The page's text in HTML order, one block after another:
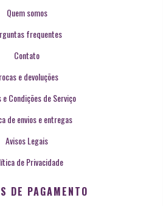
Quem somos
frequentes
Contato
e devoluções
e Condições de Serviço
de envios e entregas
Avisos Legais
de Privacidade
DE PAGAMENTO